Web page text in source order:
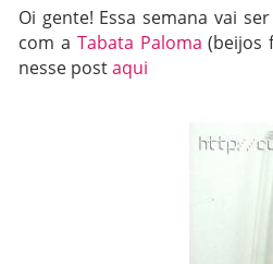
Oi gente! Essa semana vai
com a Tabata Paloma (beijos
nesse postaqui